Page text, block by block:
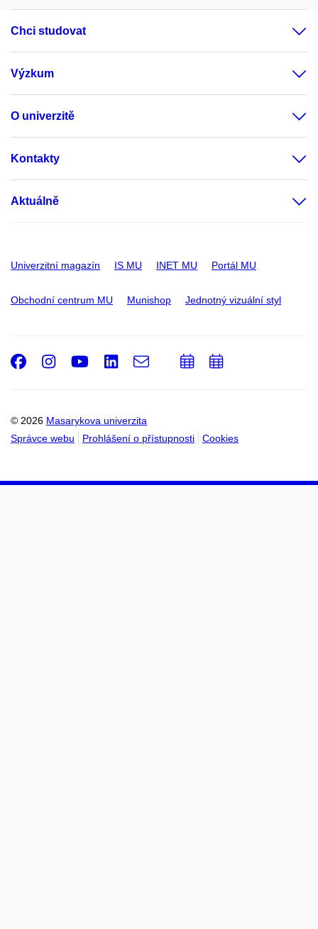
Chci studovat
Výzkum
O univerzitě
Kontakty
Aktuálně
Univerzitní magazín IS MU INET MU Portál MU
Obchodní centrum MU Munishop Jednotný vizuální styl
© 2026 Masarykova univerzita
Správce webu
Prohlášení o přístupnosti Cookies
Facebook
Instagram
Youtube
LinkedIn
e-
Email
PřidatPřidat